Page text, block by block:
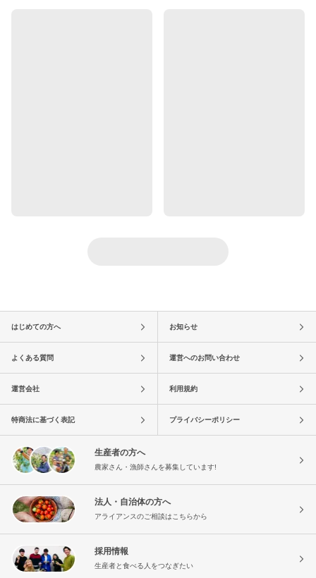
はじめての方へ お知らせ
よくある質問 運営へのお問い合わせ
運営会社 利用規約
特商法に基づく表記 プライバシーポリシー
生産者の方へ
農家さん・漁師さんを募集しています!
法人・自治体の方へ
アライアンスのご相談はこちらから
採用情報
生産者と食べる人をつなぎたい